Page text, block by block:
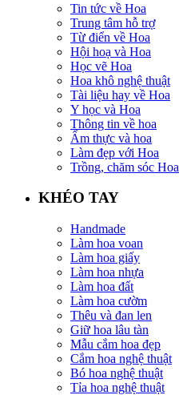
Tin tức về Hoa
Trung tâm hỗ trợ
Từ điển về Hoa
Hội hoạ và Hoa
Học vẽ Hoa
Hoa khô nghệ thuật
Tài liệu hay về Hoa
Y học và Hoa
Thông tin về hoa
Ẩm thực và hoa
Làm đẹp với Hoa
Trồng, chăm sóc Hoa
KHÉO TAY
Handmade
Làm hoa voan
Làm hoa giấy
Làm hoa nhựa
Làm hoa đất
Làm hoa cườm
Thêu và đan len
Giữ hoa lâu tàn
Mẫu cắm hoa đẹp
Cắm hoa nghệ thuật
Bó hoa nghệ thuật
Tỉa hoa nghệ thuật